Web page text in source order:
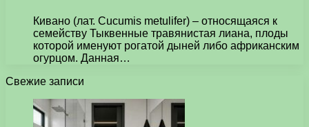
Кивано (лат. Cucumis metulifer) – относящаяся к
семейству Тыквенные травянистая лиана, плоды
которой именуют рогатой дыней либо африканским
огурцом. Данная…
Свежие записи